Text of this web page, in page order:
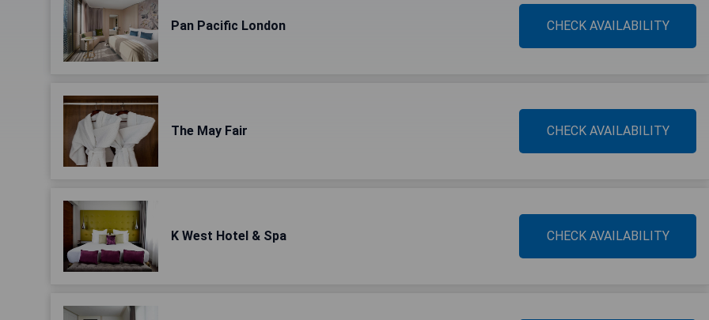
Pan Pacific London CHECK AVAILABILITY
The May Fair CHECK AVAILABILITY
K West Hotel & Spa CHECK AVAILABILITY